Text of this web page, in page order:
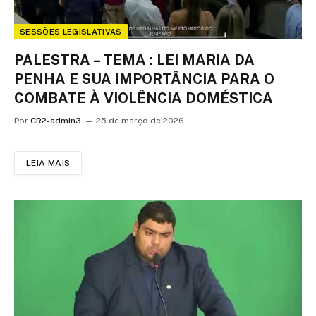
SESSÕES LEGISLATIVAS
PALESTRA – TEMA : LEI MARIA DA
PENHA E SUA IMPORTÂNCIA PARA O
COMBATE À VIOLÊNCIA DOMÉSTICA
Por CR2-admin3 25 de março de 2026
LEIA MAIS